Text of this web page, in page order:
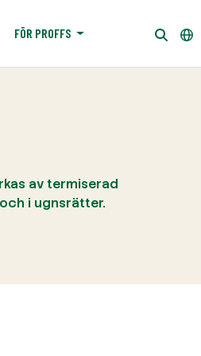
FÖR PROFFS
av termiserad
i ugnsrätter.